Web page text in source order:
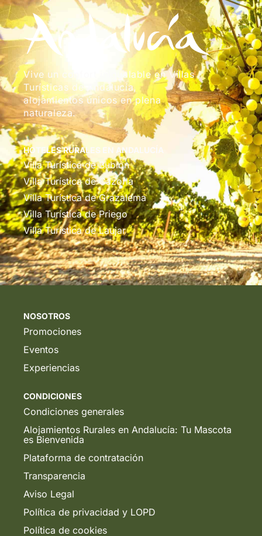
Vive un confort inigualable en Villas
Turísticas de Andalucía,
alojamientos únicos en plena
naturaleza.
HOTELES RURALES EN ANDALUCÍA
Villa Turística de Bubión
Villa Turística de Cazorla
Villa Turística de Grazalema
Villa Turística de Priego
Villa Turística de Laujar
NOSOTROS
Promociones
Eventos
Experiencias
CONDICIONES
Condiciones generales
Alojamientos Rurales en Andalucía: Tu Mascota
es Bienvenida
Plataforma de contratación
Transparencia
Aviso Legal
Política de privacidad y LOPD
Política de cookies